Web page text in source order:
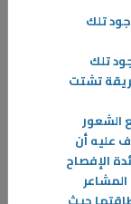
تلك
تلك
تشتت
الشعور
عليه أن
الإفصاح